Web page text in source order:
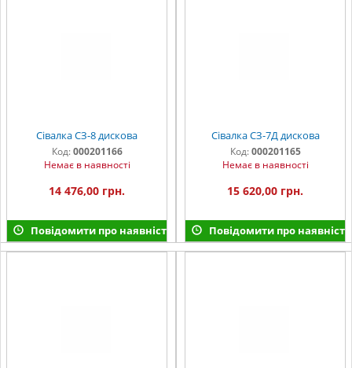
Сівалка СЗ-8 дискова
Код: 000201166
Немає в наявності
14 476,00 грн.
Повідомити про наявність
Сівалка СЗ-7Д дискова
Код: 000201165
Немає в наявності
15 620,00 грн.
Повідомити про наявність